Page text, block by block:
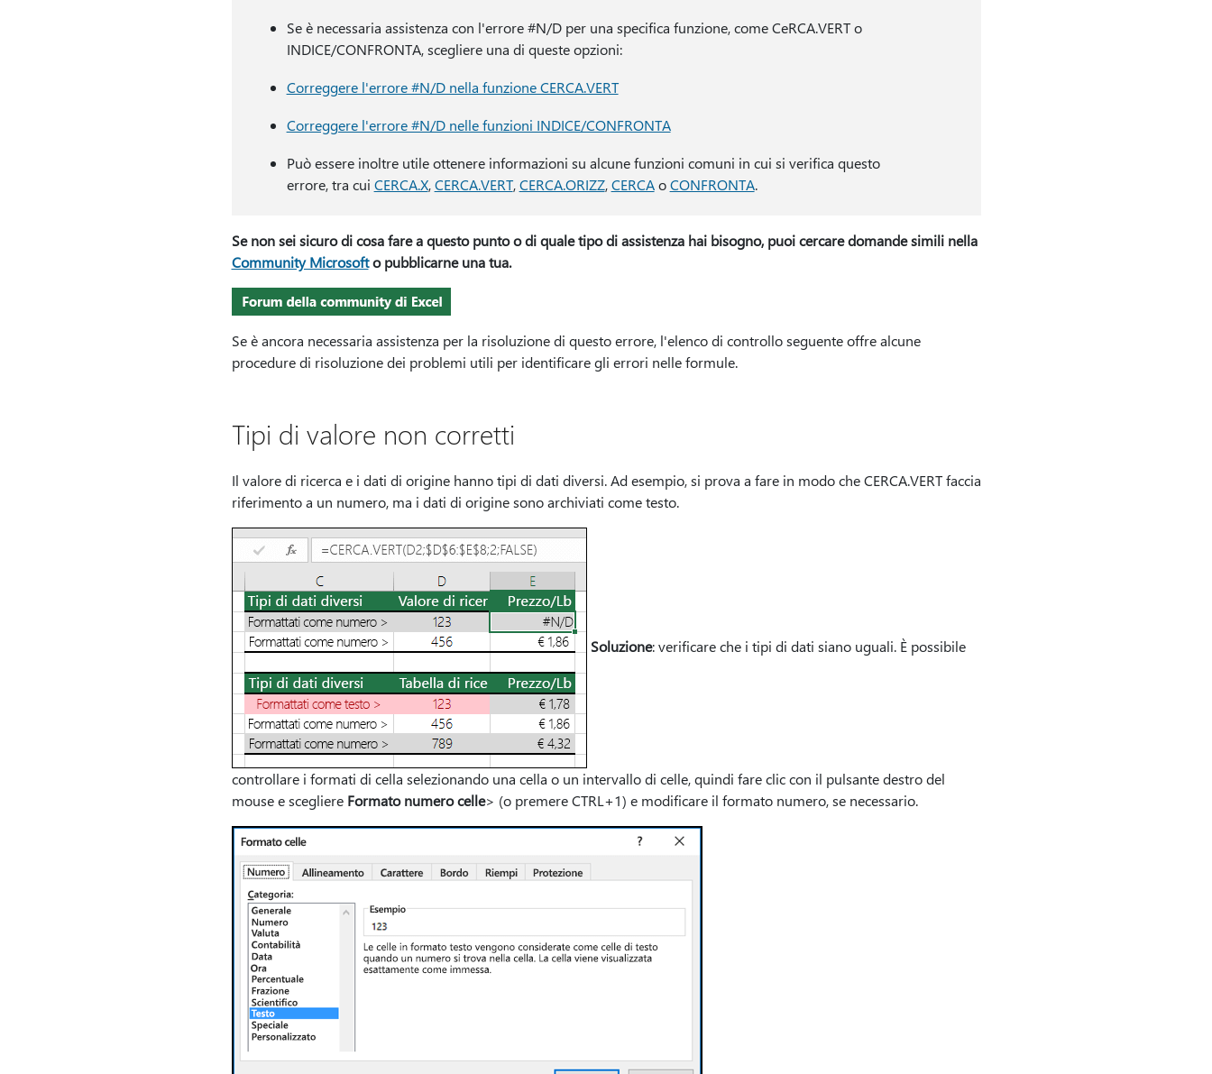
Se è necessaria assistenza con l'errore #N/D per una specifica funzione, come CeRCA.VERT o
INDICE/CONFRONTA, scegliere una di queste opzioni:
Correggere l'errore #N/D nella funzione CERCA.VERT
Correggere l'errore #N/D nelle funzioni INDICE/CONFRONTA
Può essere inoltre utile ottenere informazioni su alcune funzioni comuni in cui si verifica questo
errore, tra cui CERCA.X,CERCA.VERT,CERCA.ORIZZ,CERCAoCONFRONTA.
Se non sei sicuro di cosa fare a questo punto o di quale tipo di assistenza hai bisogno, puoi cercare domande simili nella
Community Microsofto pubblicarne una tua.
Se è ancora necessaria assistenza per la risoluzione di questo errore, l'elenco di controllo seguente offre alcune
procedure di risoluzione dei problemi utili per identificare gli errori nelle formule.
Tipi di valore non corretti
Il valore di ricerca e i dati di origine hanno tipi di dati diversi. Ad esempio, si prova a fare in modo che CERCA.VERT faccia
riferimento a un numero, ma i dati di origine sono archiviati come testo.
Soluzione: verificare che i tipi di dati siano uguali. È possibile
controllare i formati di cella selezionando una cella o un intervallo di celle, quindi fare clic con il pulsante destro del
mouse e scegliere Formato numero celle> (o premere CTRL+1) e modificare il formato numero, se necessario.